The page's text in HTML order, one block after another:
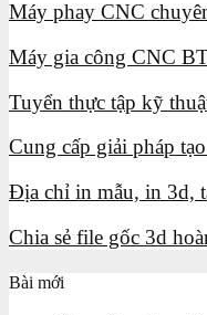
Máy phay CNC
Máy gia công CNC
Tuyển thực tập kỹ
Cung cấp giải pháp
Địa chỉ in mẫu, in 3d,
Chia sẻ file gốc 3d
Bài mới